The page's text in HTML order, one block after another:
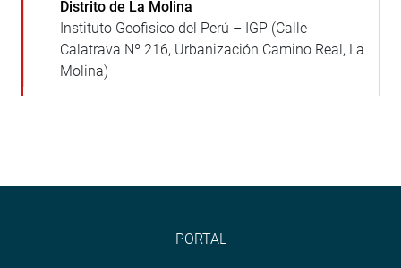
Distrito de La Molina
Instituto Geofisico del Perú – IGP (Calle
Calatrava Nº 216, Urbanización Camino Real, La
Molina)
PORTAL